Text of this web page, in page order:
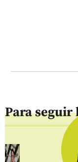
Para seguir